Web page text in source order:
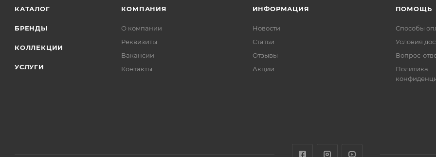
КАТАЛОГ
БРЕНДЫ
КОЛЛЕКЦИИ
УСЛУГИ
КОМПАНИЯ
О компании
Реквизиты
Вакансии
Контакты
ИНФОРМАЦИЯ
Новости
Статьи
Отзывы
Акции
ПОМОЩЬ
Способы
Условия
Вопрос-
Политика